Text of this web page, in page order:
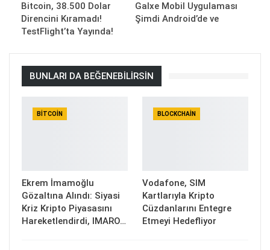
Bitcoin, 38.500 Dolar
Direncini Kıramadı!
Galxe Mobil Uygulaması
Şimdi Android’de ve
TestFlight’ta Yayında!
BUNLARI DA BEĞENEBILIRSIN
BITCOIN
Ekrem İmamoğlu
Gözaltına Alındı: Siyasi
Kriz Kripto Piyasasını
Hareketlendirdi, IMARO…
BLOCKCHAIN
Vodafone, SIM
Kartlarıyla Kripto
Cüzdanlarını Entegre
Etmeyi Hedefliyor